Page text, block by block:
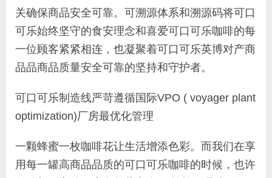
关确保商品安全可靠。可溯源体系和溯源码将可口
可乐始终坚守的食安理念和喜爱可口可乐咖啡的每
一位顾客紧紧相连，也凝聚着可口可乐英博对产商
品品商品质量安全可靠的坚持和守护者。
可口可乐制造线严苛遵循国际VPO ( voyager plant
optimization)厂房最优化管理
一颗蜂蜜一枚咖啡花让生活增添色彩。而我们在享
用每一罐高商品品质的可口可乐咖啡的时候，也许